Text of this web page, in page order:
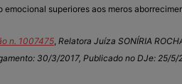
emocional superiores aos meros
n. 1007475, Relatora Juíza SONÍRIA
30/3/2017, Publicado no DJe: 25/5/